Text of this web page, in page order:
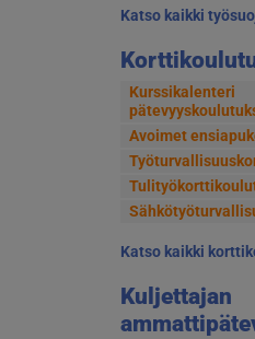
Katso kaikki
Kurssikalenteri
Avoimet
Katso kaikki
Kuljettajan